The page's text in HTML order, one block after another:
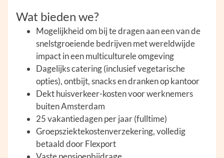
Wat bieden we?
Mogelijkheid om bij te dragen aan een van de
snelstgroeiende bedrijven met wereldwijde
impact in een multiculturele omgeving
Dagelijks catering (inclusief vegetarische
opties), ontbijt, snacks en dranken op kantoor
Dekt huisverkeer-kosten voor werknemers
buiten Amsterdam
25 vakantiedagen per jaar (fulltime)
Groepsziektekostenverzekering, volledig
betaald door Flexport